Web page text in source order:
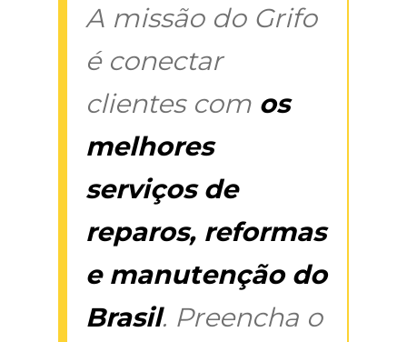
A missão do Grifo
é conectar
clientes com os
melhores
serviços de
reparos, reformas
e manutenção do
Brasil. Preencha o